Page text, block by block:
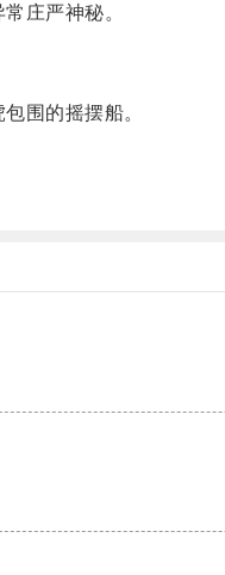
庄严神秘。
围的摇摆船。